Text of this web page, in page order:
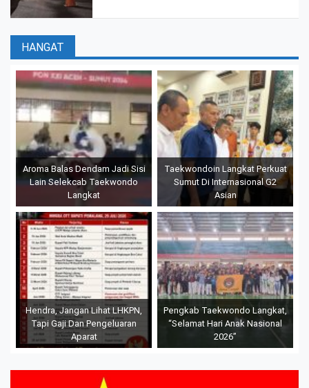
HANGAT
Aroma Balas Dendam Jadi Sisi
Lain Selekcab Taekwondo
Langkat
Taekwondoin Langkat Perkuat
Sumut Di Internasional G2
Asian
Hendra, Jangan Lihat LHKPN,
Tapi Gaji Dan Pengeluaran
Aparat
Pengkab Taekwondo Langkat,
“Selamat Hari Anak Nasional
2026”